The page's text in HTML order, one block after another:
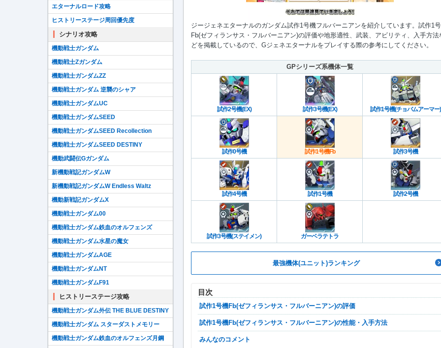
ジージェネエターナルのガンダム試作1号機フルバーニアンを紹介しています。試作1
Fb(ゼフィランサス・フルバーニアン)の評価や地形適性、武装、アビリティ、入手方法
どを掲載しているので、Gジェネエターナルをプレイする際の参考にしてください。
GPシリーズ系機体一覧
試作2号機(EX) 試作3号機(EX) 試作1号機(チョバムアーマー)
試作0号機 試作1号機Fb 試作3号機
試作4号機 試作1号機 試作2号機
試作3号機(ステイメン) ガーベラテトラ
最強機体(ユニット)ランキング
目次
試作1号機Fb(ゼフィランサス・フルバーニアン)の評価
試作1号機Fb(ゼフィランサス・フルバーニアン)の性能・入手方法
みんなのコメント
エターナルロード攻略
ヒストリーステージ周回優先度
シナリオ攻略
機動戦士ガンダム
機動戦士Zガンダム
機動戦士ガンダムZZ
機動戦士ガンダム 逆襲のシャア
機動戦士ガンダムUC
機動戦士ガンダムSEED
機動戦士ガンダムSEED Recollection
機動戦士ガンダムSEED DESTINY
機動武闘伝Gガンダム
新機動戦記ガンダムW
新機動戦記ガンダムW Endless Waltz
機動新戦記ガンダムX
機動戦士ガンダム00
機動戦士ガンダム鉄血のオルフェンズ
機動戦士ガンダム水星の魔女
機動戦士ガンダムAGE
機動戦士ガンダムNT
機動戦士ガンダムF91
ヒストリーステージ攻略
機動戦士ガンダム外伝 THE BLUE DESTINY
機動戦士ガンダム スターダストメモリー
機動戦士ガンダム鉄血のオルフェンズ月鋼